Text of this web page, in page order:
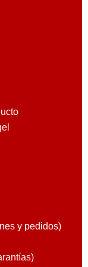
y pedidos)